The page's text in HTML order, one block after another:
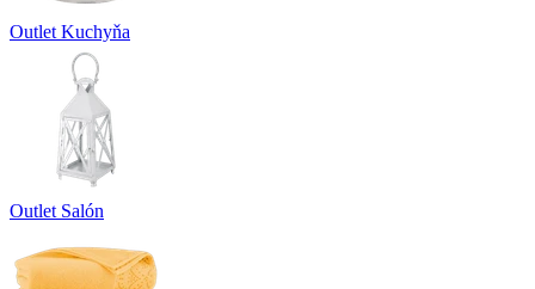
Outlet Kuchyňa
Outlet Salón